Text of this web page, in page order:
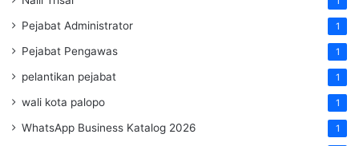
Pejabat Administrator 1
Pejabat Pengawas 1
pelantikan pejabat 1
wali kota palopo 1
WhatsApp Business Katalog 2026 1